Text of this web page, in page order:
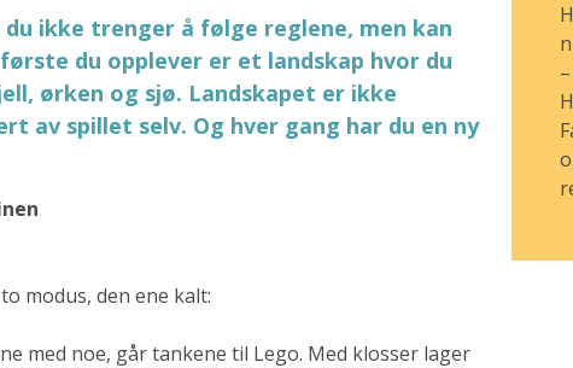
ikke trenger å følge reglene, men kan
du opplever er et landskap hvor du
ørken og sjø. Landskapet er ikke
av spillet selv. Og hver gang har du en ny
modus, den ene kalt:
med noe, går tankene til Lego. Med klosser lager